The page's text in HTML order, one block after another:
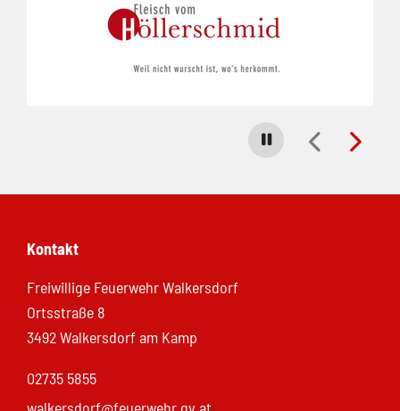
Carousel stoppen
Kontakt
Freiwillige Feuerwehr Walkersdorf
Ortsstraße 8
3492 Walkersdorf am Kamp
02735 5855